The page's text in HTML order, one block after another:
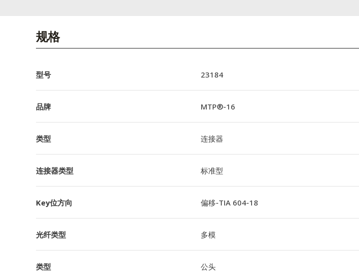
English Website
应用工程指导书 (AENs)
合作伙伴
活动信息
规格
型号 23184
品牌 MTP®-16
类型 连接器
连接器类型 标准型
Key位方向 偏移-TIA 604-18
光纤类型 多模
类型 公头